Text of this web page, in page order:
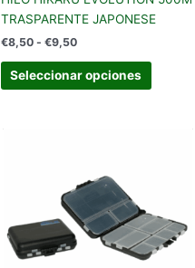
TRASPARENTE JAPONESE
€8,50 - €9,50
Seleccionar opciones
página